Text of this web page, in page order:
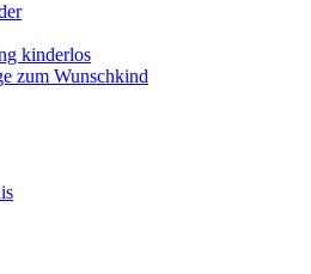
kinderlos
zum Wunschkind